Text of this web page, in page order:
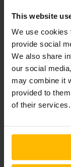
This website
We use cookies
provide social
We also share
our social
may combine it
provided to
of their services.
Hvis du ønsker
udlejningsflåde
reach trucks og
os fra blot 1 dag
lejevilkår.